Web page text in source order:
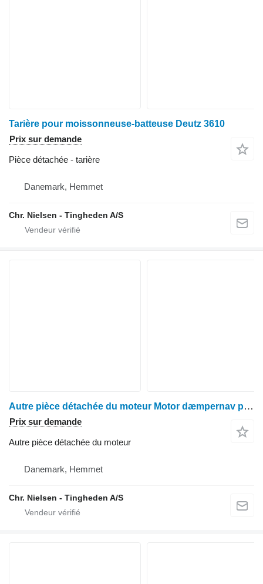
Tarière pour moissonneuse-batteuse Deutz 3610
Prix sur demande
Pièce détachée - tarière
Danemark, Hemmet
Chr. Nielsen - Tingheden A/S
Autre pièce détachée du moteur Motor dæmpernav pour moissonneuse-batteuse Deutz 2680
Prix sur demande
Autre pièce détachée du moteur
Danemark, Hemmet
Chr. Nielsen - Tingheden A/S